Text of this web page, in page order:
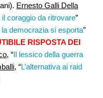
Ernesto Galli Della
coraggio da ritrovare”
democrazia si esporta”
RISPOSTA DEI
, “Il lessico della guerra
“L’alternativa ai raid